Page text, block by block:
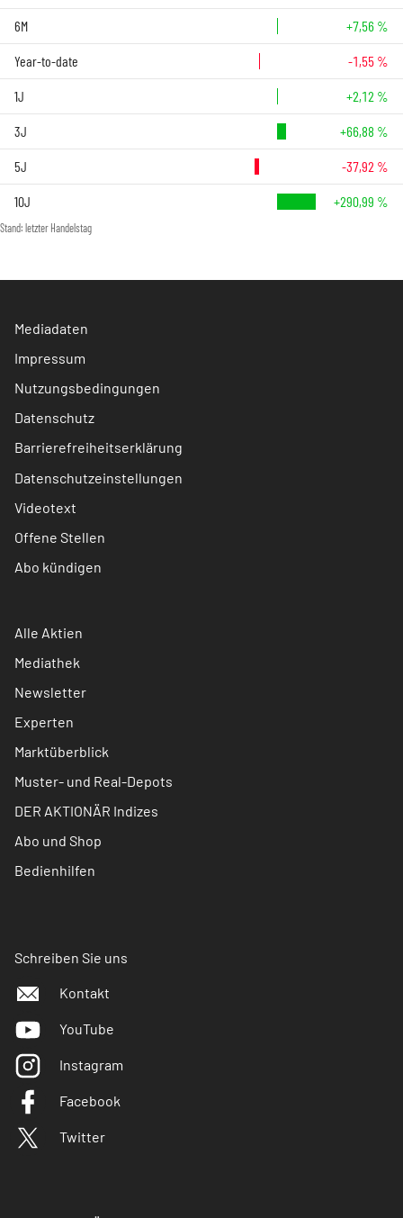
6M +7,56 %
Year-to-date -1,55 %
1J +2,12 %
3J +66,88 %
5J -37,92 %
10J +290,99 %
Stand: letzter Handelstag
Mediadaten
Impressum
Nutzungsbedingungen
Datenschutz
Barrierefreiheitserklärung
Datenschutzeinstellungen
Videotext
Offene Stellen
Abo kündigen
Alle Aktien
Mediathek
Newsletter
Experten
Marktüberblick
Muster- und Real-Depots
DER AKTIONÄR Indizes
Abo und Shop
Bedienhilfen
Schreiben Sie uns
Kontakt
YouTube
Instagram
Facebook
Twitter